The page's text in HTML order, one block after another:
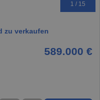
1 / 15
zu verkaufen
589.000 €